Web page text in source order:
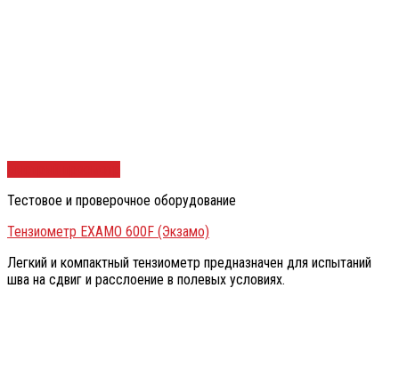
Тестовое и проверочное оборудование
Тензиометр EXAMO 600F (Экзамо)
Легкий и компактный тензиометр предназначен для испытаний
шва на сдвиг и расслоение в полевых условиях.